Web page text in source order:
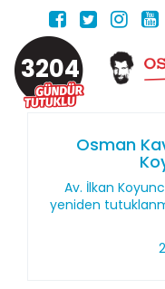
3204
Osman
Av. İlkan
yeniden